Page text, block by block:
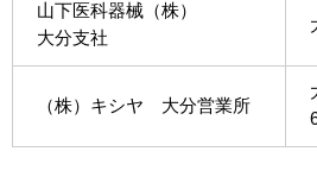
山下医科器械（株）
大分支社
（株）キシヤ 大分営業所